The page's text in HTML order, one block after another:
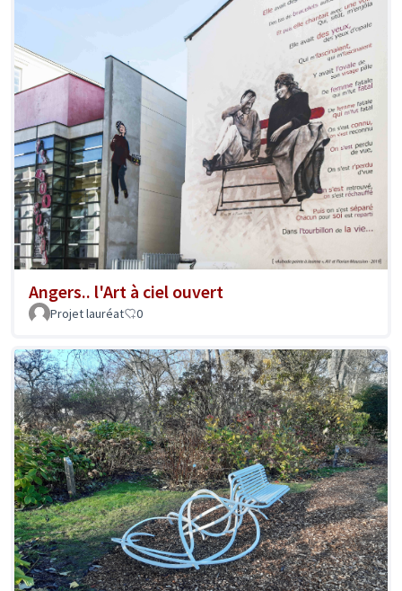
Angers.. l'Art à ciel ouvert
Projet lauréat 0